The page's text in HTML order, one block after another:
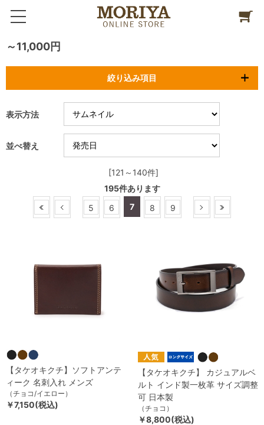
～11,000円
絞り込み項目
表示方法
並べ替え
[121～140件]
195件あります
5
6 7 8 9
【タケオキクチ】ソフトアンテ
ィーク 名刺入れ メンズ
（チョコ/イエロー）
￥7,150(税込)
【タケオキクチ】 カジュアルベ
ルト インド製一枚革 サイズ調整
可 日本製
（チョコ）
￥8,800(税込)